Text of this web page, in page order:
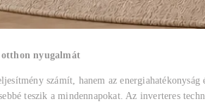
nyugalmát
számít, hanem az
teszik a mindennapokat. Az inverteres